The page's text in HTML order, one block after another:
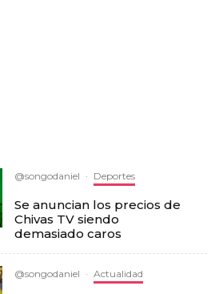
@songodaniel · Deportes
Se anuncian los precios de
Chivas TV siendo
demasiado caros
@songodaniel · Actualidad